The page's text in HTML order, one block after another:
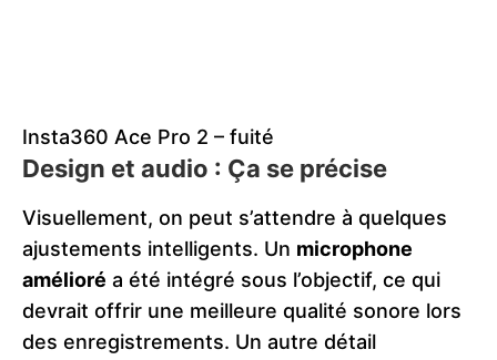
Insta360 Ace Pro 2 – fuité
Design et audio : Ça se précise
Visuellement, on peut s’attendre à quelques
ajustements intelligents. Un microphone
amélioré a été intégré sous l’objectif, ce qui
devrait offrir une meilleure qualité sonore lors
des enregistrements​. Un autre détail